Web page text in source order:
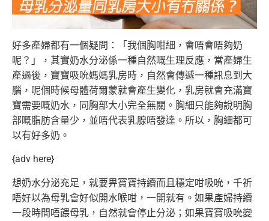
好多產婦都有一個疑問：「我個胸咁細，會唔會唔夠奶
呢？」，其實奶水分泌係一種自然嘅生理反應，當產婦生
產過後，寶寶吸吮媽媽乳房時， 自然會傳遞一種訊息到大
腦，呢個時候母體荷爾蒙就會產生變化，乳房就會充滿寶
寶需要嘅奶水，同胸部大小完全無關。胸細只能夠說明胸
部嘅脂肪含量少，並唔代表乳腺唔發達。所以，胸細都可
以有好多奶。
{adv here}
想奶水分泌充足，就要畀寶寶持續而且穩定咁吸吮，千祈
唔好以為母乳會好似開水喉咁，一開就有。如果產婦持續
一段時間唔餵母乳，自然就會停止分泌；如果寶寶吸吮變